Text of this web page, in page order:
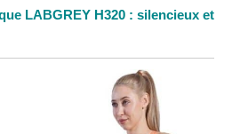
LABGREY H320 : silencieux et